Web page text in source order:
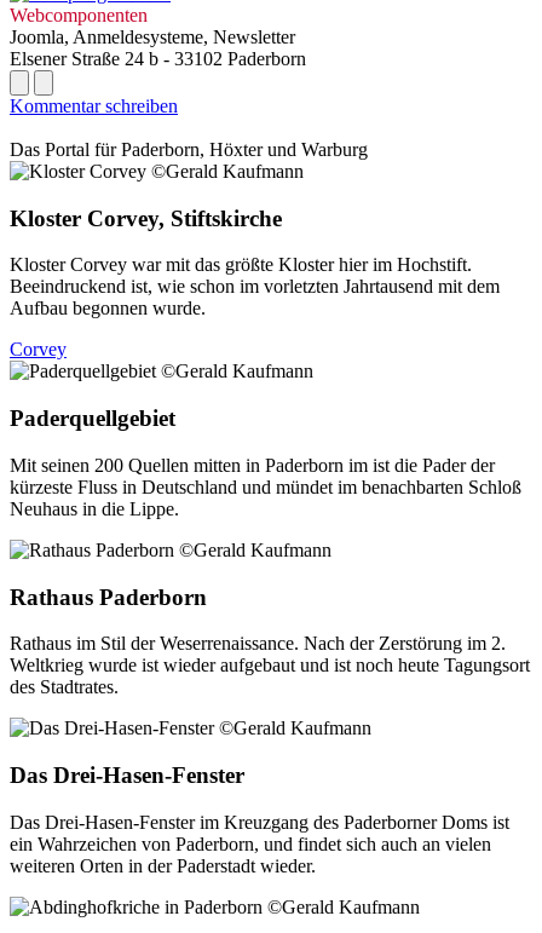
Webcomponenten
Joomla, Anmeldesysteme, Newsletter
Elsener Straße 24 b - 33102 Paderborn
Kommentar schreiben
Das Portal fürPaderborn, Höxterund Warburg
Kloster Corvey, Stiftskirche
Kloster Corvey war mit das größte Kloster hier im Hochstift.
Beeindruckend ist, wie schon im vorletzten Jahrtausend mit dem
Aufbau begonnen wurde.
Corvey
Paderquellgebiet
Mit seinen 200 Quellen mitten in Paderborn im ist die Pader der
kürzeste Fluss in Deutschland und mündet im benachbarten Schloß
Neuhaus in die Lippe.
Rathaus Paderborn
Rathaus im Stil der Weserrenaissance. Nach der Zerstörung im 2.
Weltkrieg wurde ist wieder aufgebaut und ist noch heute Tagungsort
des Stadtrates.
Das Drei-Hasen-Fenster
Das Drei-Hasen-Fenster im Kreuzgang des Paderborner Doms ist
ein Wahrzeichen von Paderborn, und findet sich auch an vielen
weiteren Orten in der Paderstadt wieder.